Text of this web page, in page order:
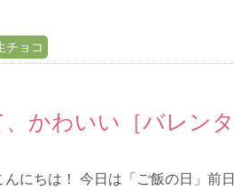
チョコ
かわいい［バレン
んにちは！ 今日は「ご飯の日」前